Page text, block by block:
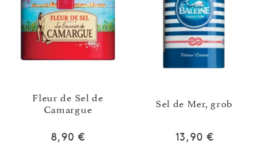
Fleur de Sel de
Camargue
8,90 €
Sel de Mer, grob
13,90 €